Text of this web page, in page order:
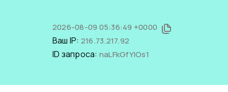
2026-08-09 05:36:49 +0000
Ваш IP: 216.73.217.92
ID запроса: naLFkGfYIOs1